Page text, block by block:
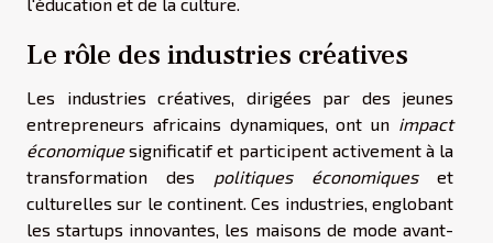
Le rôle des industries créatives
Les industries créatives, dirigées par des jeunes
entrepreneurs africains dynamiques, ont un impact
économiquesignificatif et participent activement à la
transformation des politiques économiqueset
culturelles sur le continent. Ces industries, englobant
les startups innovantes, les maisons de mode avant-